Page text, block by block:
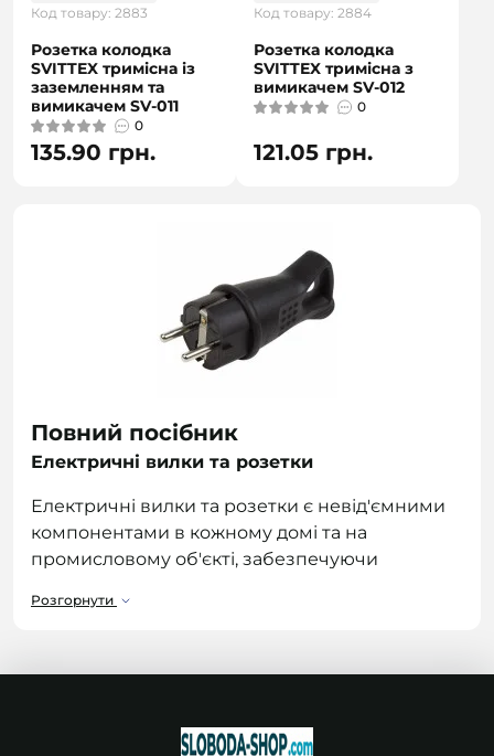
Код товару: 2883
Розетка колодка
SVITTEX тримісна із
заземленням та
вимикачем SV-011
0
135.90 грн.
Код товару: 2884
Розетка колодка
SVITTEX тримісна з
вимикачем SV-012
0
121.05 грн.
Повний посібник
Електричні вилки та розетки
Електричні вилки та розетки є невід'ємними
компонентами в кожному домі та на
промисловому об'єкті, забезпечуючи
джерела живлення. Розуміння різних типів, їх
Типи електричних вилок і розеток
Розгорнути